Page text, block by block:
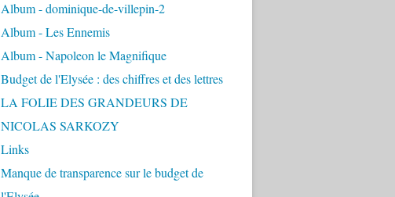
Album - dominique-de-villepin-2
Album - Les Ennemis
Album - Napoleon le Magnifique
Budget de l'Elysée : des chiffres et des lettres
LA FOLIE DES GRANDEURS DE
NICOLAS SARKOZY
Links
Manque de transparence sur le budget de